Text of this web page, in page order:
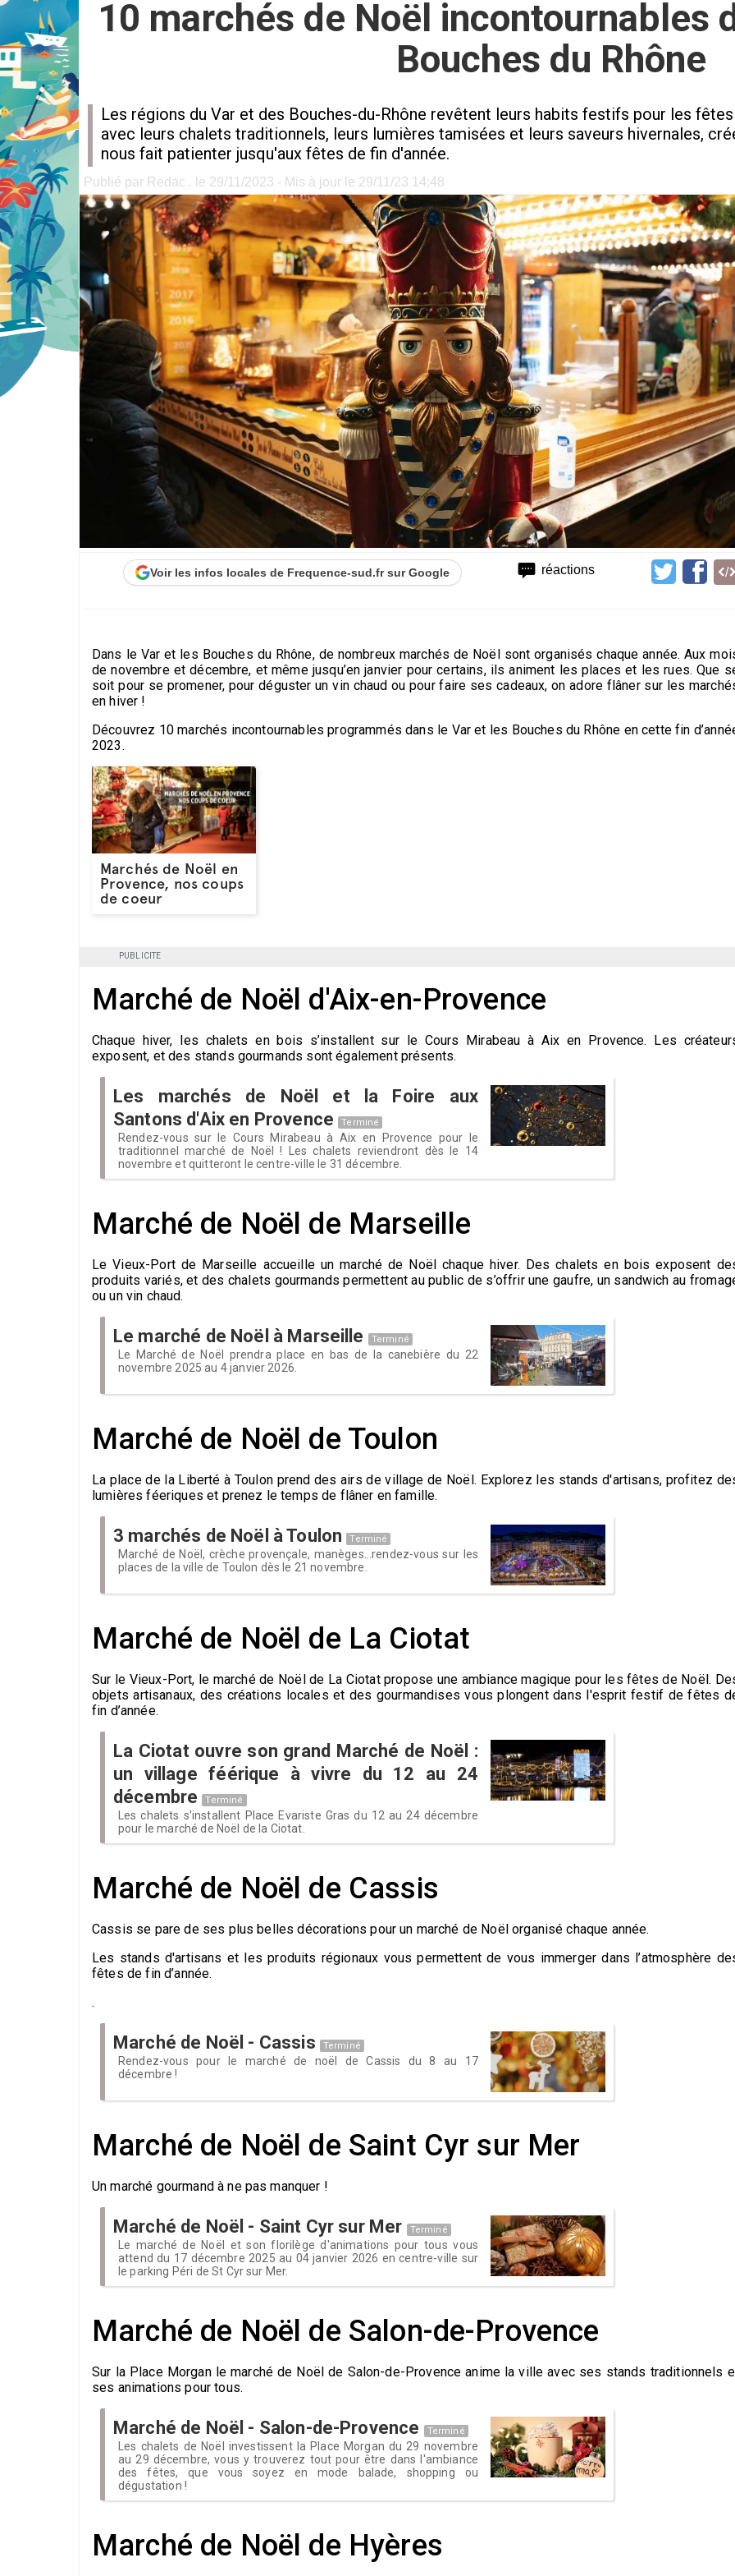
10 marchés de Noël incontournables
Bouches du Rhône
Les régions du Var et des Bouches-du-Rhône revêtent leurs habits festifs pour les
avec leurs chalets traditionnels, leurs lumières tamisées et leurs saveurs hivernales,
nous fait patienter jusqu'aux fêtes de fin d'année.
Publié par Redac . le 29/11/2023 - Mis à jour le 29/11/23 14:48
réactions
Voir les infos locales de Frequence-sud.fr sur Google
Dans le Var et les Bouches du Rhône, de nombreux marchés de Noël sont organisés chaque année. Aux
de novembre et décembre, et même jusqu’en janvier pour certains, ils animent les places et les rues. Que
soit pour se promener, pour déguster un vin chaud ou pour faire ses cadeaux, on adore flâner sur les
en hiver !
Découvrez 10 marchés incontournables programmés dans le Var et les Bouches du Rhône en cette fin
2023.
Marchés de Noël en
Provence, nos coups
de coeur
PUBLICITE
Marché de Noël d'Aix-en-Provence
Chaque hiver, les chalets en bois s’installent sur le Cours Mirabeau à Aix en Provence. Les
exposent, et des stands gourmands sont également présents.
Les marchés de Noël et la Foire aux
Santons d'Aix en Provence
Terminé
Rendez-vous sur le Cours Mirabeau à Aix en Provence pour le
traditionnel marché de Noël ! Les chalets reviendront dès le 14
novembre et quitteront le centre-ville le 31 décembre.
Marché de Noël de Marseille
Le Vieux-Port de Marseille accueille un marché de Noël chaque hiver. Des chalets en bois exposent
produits variés, et des chalets gourmands permettent au public de s’offrir une gaufre, un sandwich au
ou un vin chaud.
Le marché de Noël à Marseille Terminé
Le Marché de Noël prendra place en bas de la canebière du 22
novembre 2025 au 4 janvier 2026.
Marché de Noël de Toulon
La place de la Liberté à Toulon prend des airs de village de Noël. Explorez les stands d'artisans, profitez
lumières féeriques et prenez le temps de flâner en famille.
3 marchés de Noël à Toulon Terminé
Marché de Noël, crèche provençale, manèges...rendez-vous sur les
places de la ville de Toulon dès le 21 novembre.
Marché de Noël de La Ciotat
Sur le Vieux-Port, le marché de Noël de La Ciotat propose une ambiance magique pour les fêtes de Noël.
objets artisanaux, des créations locales et des gourmandises vous plongent dans l'esprit festif de fêtes
fin d’année.
La Ciotat ouvre son grand Marché de Noël :
un village féérique à vivre du 12 au 24
décembre
Terminé
Les chalets s'installent Place Evariste Gras du 12 au 24 décembre
pour le marché de Noël de la Ciotat.
Marché de Noël de Cassis
Cassis se pare de ses plus belles décorations pour un marché de Noël organisé chaque année.
Les stands d'artisans et les produits régionaux vous permettent de vous immerger dans l’atmosphère
fêtes de fin d’année.
.
Marché de Noël - Cassis Terminé
Rendez-vous pour le marché de noël de Cassis du 8 au 17
décembre !
Marché de Noël de Saint Cyr sur Mer
Un marché gourmand à ne pas manquer !
Marché de Noël - Saint Cyr sur Mer Terminé
Le marché de Noël et son florilège d'animations pour tous vous
attend du 17 décembre 2025 au 04 janvier 2026 en centre-ville sur
le parking Péri de St Cyr sur Mer.
Marché de Noël de Salon-de-Provence
Sur la Place Morgan le marché de Noël de Salon-de-Provence anime la ville avec ses stands traditionnels
ses animations pour tous.
Marché de Noël - Salon-de-Provence Terminé
Les chalets de Noël investissent la Place Morgan du 29 novembre
au 29 décembre, vous y trouverez tout pour être dans l'ambiance
des fêtes, que vous soyez en mode balade, shopping ou
dégustation !
Marché de Noël de Hyères